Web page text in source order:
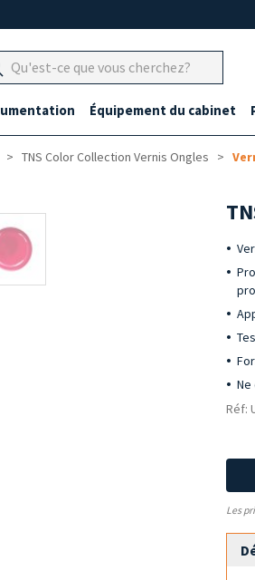
Équipement du cabinet
TNS Color Collection Vernis Ongles
Ne
Réf:
Les